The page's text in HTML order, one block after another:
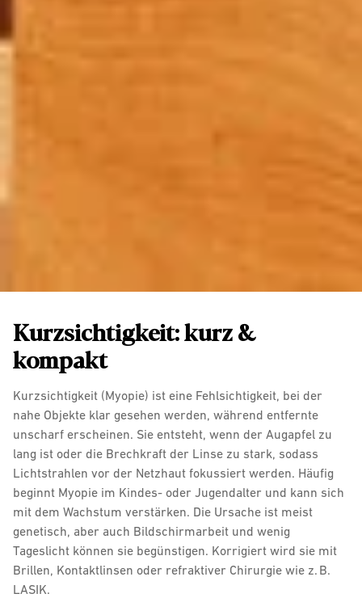
Kurzsichtigkeit: kurz &
kompakt
Kurzsichtigkeit (Myopie) ist eine Fehlsichtigkeit, bei der
nahe Objekte klar gesehen werden, während entfernte
unscharf erscheinen. Sie entsteht, wenn der Augapfel zu
lang ist oder die Brechkraft der Linse zu stark, sodass
Lichtstrahlen vor der Netzhaut fokussiert werden. Häufig
beginnt Myopie im Kindes- oder Jugendalter und kann sich
mit dem Wachstum verstärken. Die Ursache ist meist
genetisch, aber auch Bildschirmarbeit und wenig
Tageslicht können sie begünstigen. Korrigiert wird sie mit
Brillen, Kontaktlinsen oder refraktiver Chirurgie wie z. B.
LASIK.